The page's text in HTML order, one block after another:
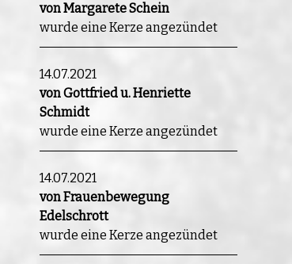
von Margarete Schein
wurde eine Kerze angezündet
14.07.2021
von Gottfried u. Henriette
Schmidt
wurde eine Kerze angezündet
14.07.2021
von Frauenbewegung
Edelschrott
wurde eine Kerze angezündet